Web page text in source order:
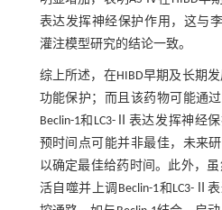
表达发挥神经保护作用，这与
灌注模型研究的结论一致。
综上所述，在HIBD早期及长期
功能保护；而且该药物可能通
Beclin-1和LC3-Ⅱ表达发挥神经
预时间点可能并非最佳，未来
以确定最佳给药时间。此外，
活自噬并上调Beclin-1和LC3-Ⅱ